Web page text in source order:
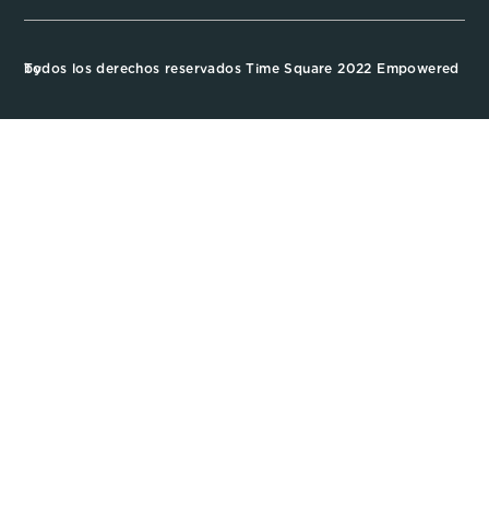
Todos los derechos reservados Time Square 2022 Empowered by